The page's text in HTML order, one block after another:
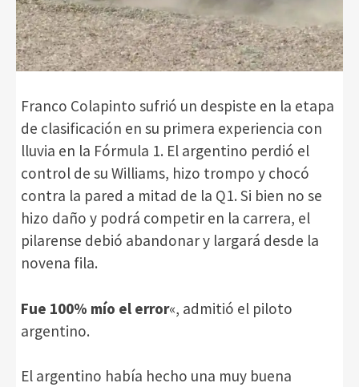
Franco Colapinto sufrió un despiste en la etapa
de clasificación en su primera experiencia con
lluvia en la Fórmula 1. El argentino perdió el
control de su Williams, hizo trompo y chocó
contra la pared a mitad de la Q1. Si bien no se
hizo daño y podrá competir en la carrera, el
pilarense debió abandonar y largará desde la
novena fila.
Fue 100% mío el error«, admitió el piloto
argentino.
El argentino había hecho una muy buena